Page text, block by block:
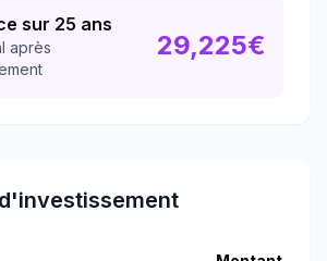
sur 25 ans
après
29,225€